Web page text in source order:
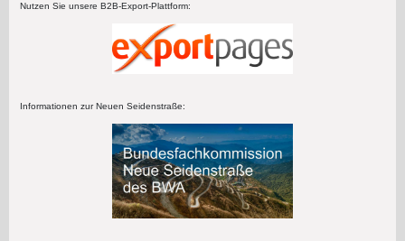
Nutzen Sie unsere B2B-Export-Plattform:
Informationen zur Neuen Seidenstraße: